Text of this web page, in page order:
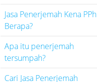
Jasa Penerjemah Kena PPh
Berapa?
Apa itu penerjemah
tersumpah?
Cari Jasa Penerjemah